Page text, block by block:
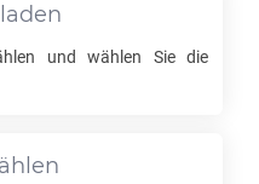
und wählen Sie die